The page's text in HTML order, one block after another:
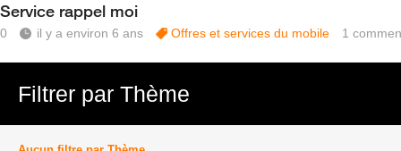
Service rappel moi
0 il y a environ 6 ans Offres et services du mobile 1
Filtrer par Thème